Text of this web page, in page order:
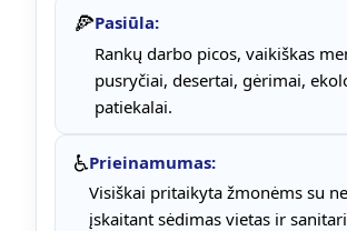
🍕Pasiūla:
Rankų darbo picos, vaikiškas
pusryčiai, desertai, gėrimai,
patiekalai.
♿Prieinamumas:
Visiškai pritaikyta žmonėms su
įskaitant sėdimas vietas ir